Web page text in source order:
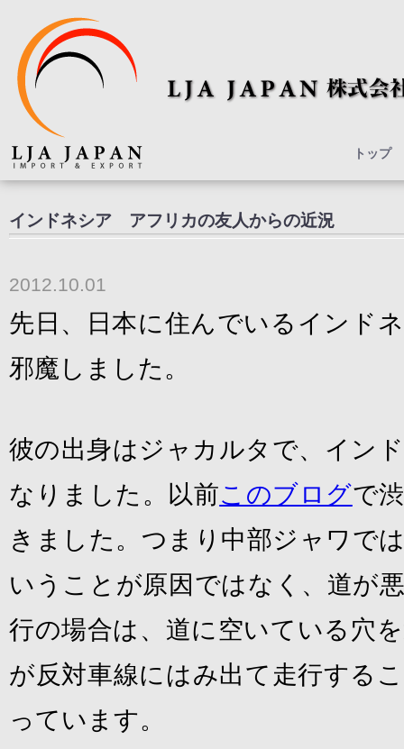
トップ
インドネシア アフリカの友人からの近況
2012.10.01
先日、日本に住んでいるインド
邪魔しました。
彼の出身はジャカルタで、イン
なりました。以前このブログで
きました。つまり中部ジャワで
いうことが原因ではなく、道が
行の場合は、道に空いている穴
が反対車線にはみ出て走行する
っています。